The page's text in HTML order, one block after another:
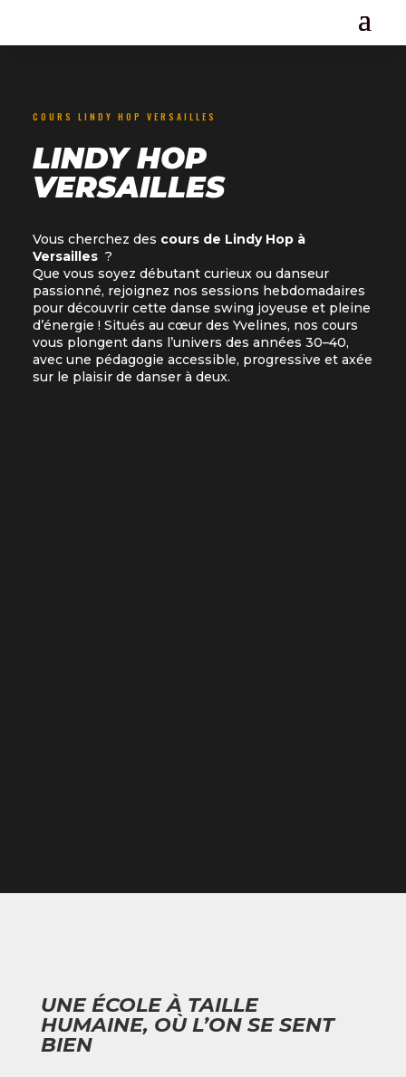
COURS LINDY HOP VERSAILLES
LINDY HOP
VERSAILLES
Vous cherchez des cours de Lindy Hop à
Versailles ?
Que vous soyez débutant curieux ou danseur
passionné, rejoignez nos sessions hebdomadaires
pour découvrir cette danse swing joyeuse et pleine
d’énergie ! Situés au cœur des Yvelines, nos cours
vous plongent dans l’univers des années 30–40,
avec une pédagogie accessible, progressive et axée
sur le plaisir de danser à deux.
UNE ÉCOLE À TAILLE
HUMAINE, OÙ L’ON SE SENT
BIEN